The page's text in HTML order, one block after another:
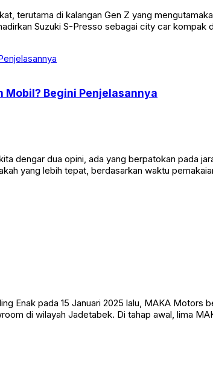
terutama di kalangan Gen Z yang
Suzuki S-Presso sebagai city car
Mobil? Begini Penjelasannya
dengar dua opini, ada yang berpatokan pada
yang lebih tepat, berdasarkan waktu
Enak pada 15 Januari 2025 lalu, MAKA Motors
di wilayah Jadetabek. Di tahap awal, lima